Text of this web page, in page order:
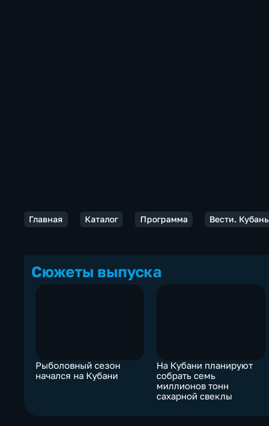
Главная Каталог Программа Вести. Кубань
Сюжеты выпуска
Рыболовный сезон
начался на Кубани
На Кубани планируют
собрать семь
миллионов тонн
сахарной свеклы